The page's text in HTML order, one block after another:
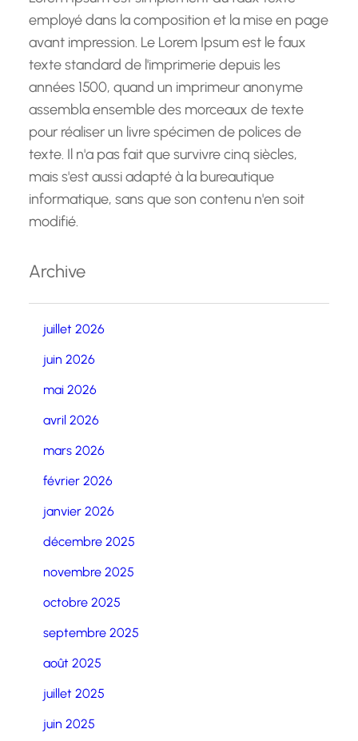
employé dans la composition et la mise en page
avant impression. Le Lorem Ipsum est le faux
texte standard de l'imprimerie depuis les
années 1500, quand un imprimeur anonyme
assembla ensemble des morceaux de texte
pour réaliser un livre spécimen de polices de
texte. Il n'a pas fait que survivre cinq siècles,
mais s'est aussi adapté à la bureautique
informatique, sans que son contenu n'en soit
modifié.
Archive
juillet 2026
juin 2026
mai 2026
avril 2026
mars 2026
février 2026
janvier 2026
décembre 2025
novembre 2025
octobre 2025
septembre 2025
août 2025
juillet 2025
juin 2025